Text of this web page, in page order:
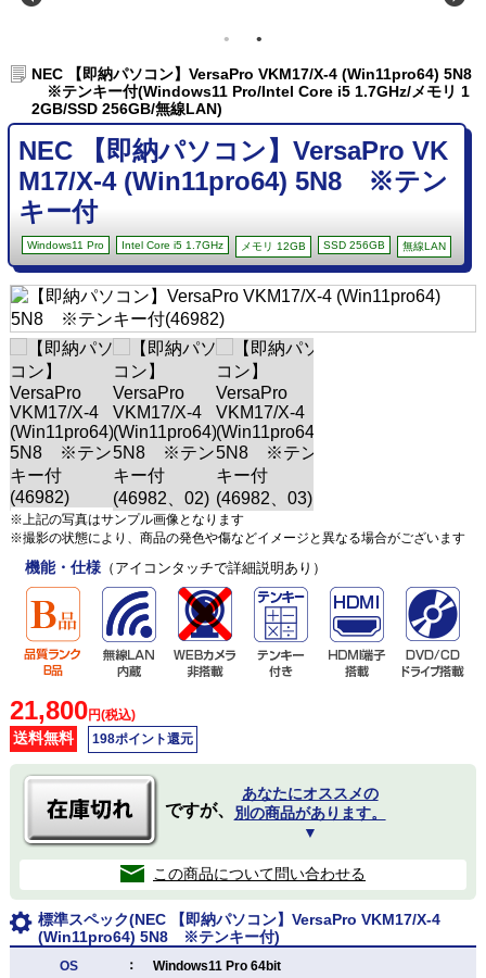
NEC 【即納パソコン】VersaPro VKM17/X-4 (Win11pro64) 5N8
※テンキー付(Windows11 Pro/Intel Core i5 1.7GHz/メモリ 1
2GB/SSD 256GB/無線LAN)
NEC 【即納パソコン】VersaPro VK
M17/X-4 (Win11pro64) 5N8 ※テン
キー付
Windows11 Pro Intel Core i5 1.7GHz メモリ 12GB SSD 256GB 無線LAN
※上記の写真はサンプル画像となります
※撮影の状態により、商品の発色や傷などイメージと異なる場合がございます
機能・仕様（アイコンタッチで詳細説明あり）
21,800円(税込)
送料無料 198ポイント還元
ですが、
あなたにオススメの
別の商品があります。
▼
この商品について問い合わせる
標準スペック(NEC 【即納パソコン】VersaPro VKM17/X-4
(Win11pro64) 5N8 ※テンキー付)
OS ： Windows11 Pro 64bit